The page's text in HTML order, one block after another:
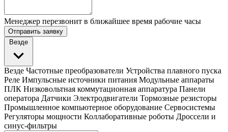
Менеджер перезвонит в ближайшее время рабочие часы
Отправить заявку
Везде
Везде Частотные преобразователи Устройства плавного пуска
Реле Импульсные источники питания Модульные аппараты
ПЛК Низковольтная коммутационная аппаратура Панели
оператора Датчики Электродвигатели Тормозные резисторы
Промышленное компьютерное оборудование Сервосистемы
Регуляторы мощности Коллаборативные роботы Дроссели и
синус-фильтры